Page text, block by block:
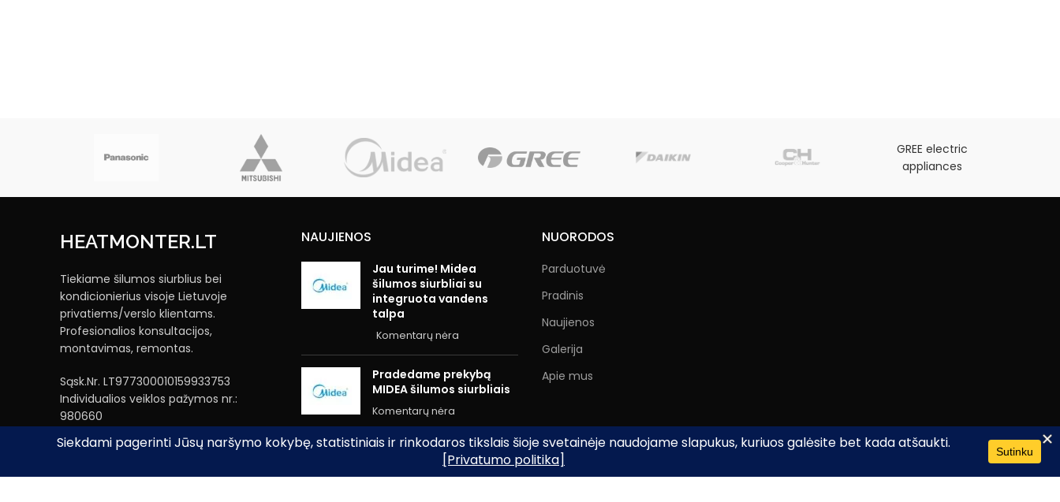
GREE electric
appliances
HEATMONTER.LT
Tiekiame šilumos siurblius bei
kondicionierius visoje Lietuvoje
privatiems/verslo klientams.
Profesionalios konsultacijos,
montavimas, remontas.
Sąsk.Nr. LT977300010159933753
Individualios veiklos pažymos nr.:
980660
Email: heatmonter@gmail.com
NAUJIENOS
Jau turime! Midea
šilumos siurbliai su
integruota vandens
talpa
Komentarų nėra
Pradedame prekybą
MIDEA šilumos siurbliais
Komentarų nėra
NUORODOS
Parduotuvė
Pradinis
Naujienos
Galerija
Apie mus